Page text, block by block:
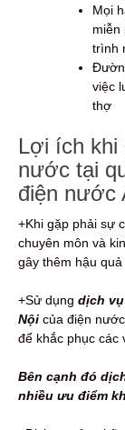
Mọi
miễn
trình
việc
thợ
Lợi ích khi
nước tại
điện nước
+Khi gặp phải sự
chuyên môn và
gây thêm hậu
+Sử dụng dịch
Nội của điện
để khắc phục các
Bên cạnh đó
nhiều ưu điểm